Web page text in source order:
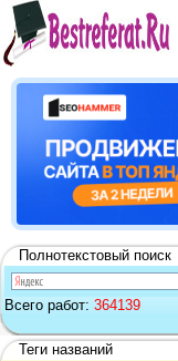
Полнотекстовый поиск
Всего работ: 364139
Теги названий